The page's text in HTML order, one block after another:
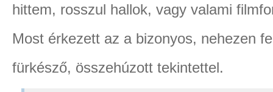
hittem, rosszul hallok, vagy valami
Most érkezett az a bizonyos, nehezen
fürkésző, összehúzott tekintettel.